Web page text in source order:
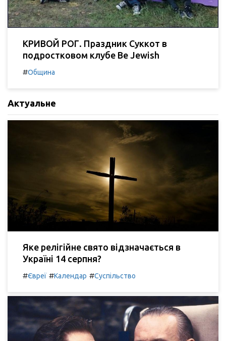
КРИВОЙ РОГ. Праздник Суккот в
подростковом клубе Be Jewish
#Община
Актуальне
Яке релігійне свято відзначається в
Україні 14 серпня?
#Євреї #Календар #Суспільство